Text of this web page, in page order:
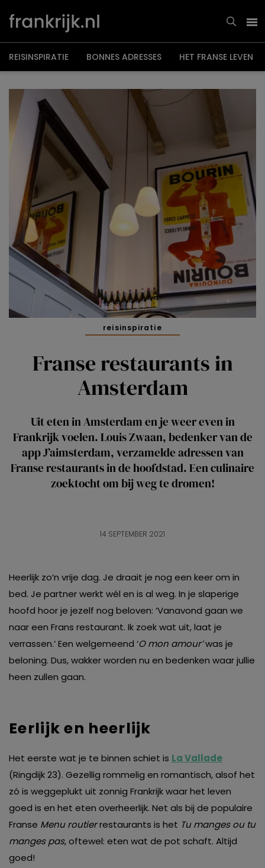
naar
inhoud
REISINSPIRATIE BONNES ADRESSES HET FRANSE LEVEN
reisinspiratie
Franse restaurants in
Amsterdam
Uit eten in Amsterdam en je weer even in
Frankrijk voelen. Louis Zwaan, bedenker van de
app J’aimsterdam, verzamelde adressen van
Franse restaurants in de hoofdstad. Een culinaire
zoektocht om bij weg te dromen!
14 SEPTEMBER 2021
Heerlijk zo’n vrije dag. Je draait je nog een keer om in
bed. Je partner werkt wél en is al weg. In je slaperige
hoofd hoor je jezelf nog beloven: ‘Vanavond gaan we
naar een Frans restaurant. Ik zoek wat uit, laat je
verrassen.’ Een welgemeend ‘O mon amour’was je
beloning. Dus, wakker worden nu en bedenken waar jullie
heen zullen gaan.
Eerlijk en heerlijk
Het eerste wat je te binnen schiet is La Vallade
(Ringdijk 23). Gezellig rommelig en romantisch, alsof het
zó is weggeplukt uit zonnig Frankrijk waar het leven
goed is en het eten overheerlijk. Net als bij de populaire
Franse Menu routierrestaurants is het Tu manges ou tu
manges pas, oftewel: eten wat de pot schaft. Altijd
goed!